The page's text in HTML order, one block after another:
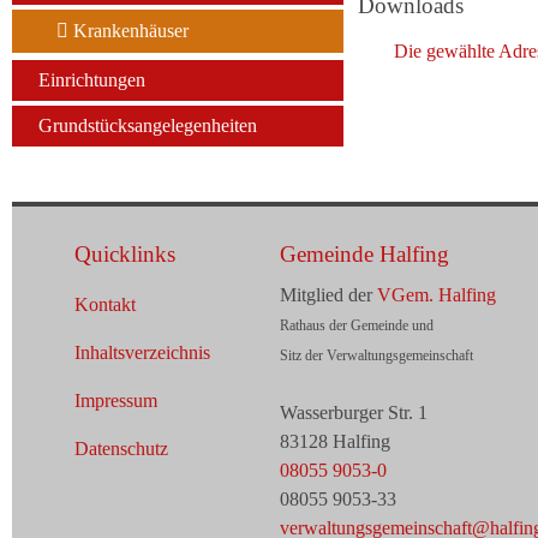
Krankenhäuser
Einrichtungen
Grundstücksangelegenheiten
Die gewählte
Quicklinks
Kontakt
Inhaltsverzeichnis
Impressum
Datenschutz
Gemeinde Halfing
Mitglied derVGem. Halfing
Rathaus der Gemeinde und
Sitz der Verwaltungsgemeinschaft
Wasserburger Str. 1
83128 Halfing
08055 9053-0
08055 9053-33